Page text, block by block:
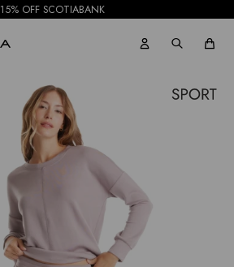
15% OFF SCOTIABANK
NOTIFICARME